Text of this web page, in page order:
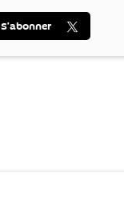
S’abonner